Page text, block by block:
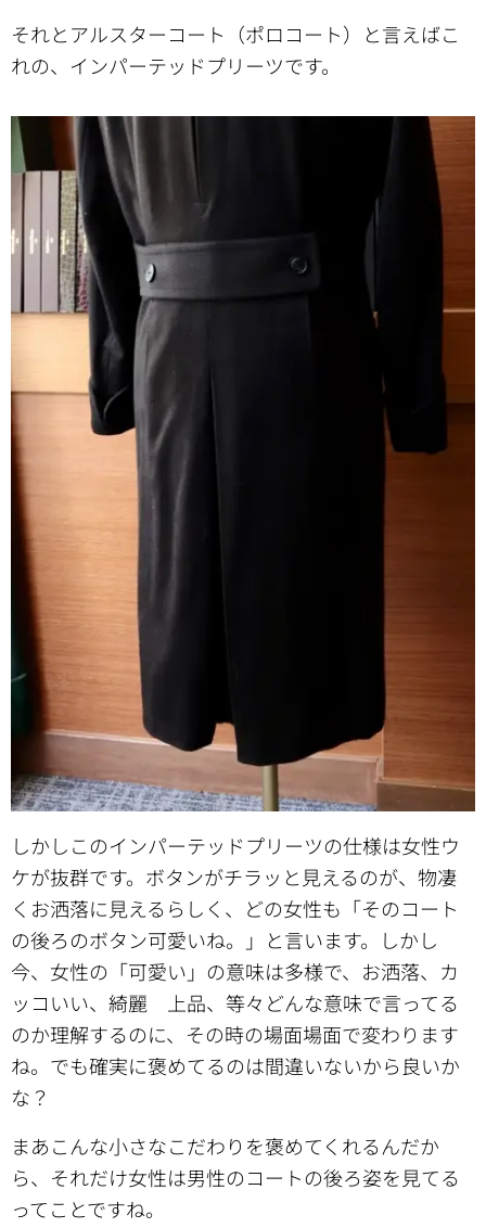
それとアルスターコート（ポロコート）と言えばこ
れの、インパーテッドプリーツです。
しかしこのインパーテッドプリーツの仕様は女性ウ
ケが抜群です。ボタンがチラッと見えるのが、物凄
くお洒落に見えるらしく、どの女性も「そのコート
の後ろのボタン可愛いね。」と言います。しかし
今、女性の「可愛い」の意味は多様で、お洒落、カ
ッコいい、綺麗 上品、等々どんな意味で言ってる
のか理解するのに、その時の場面場面で変わります
ね。でも確実に褒めてるのは間違いないから良いか
な？
まあこんな小さなこだわりを褒めてくれるんだか
ら、それだけ女性は男性のコートの後ろ姿を見てる
ってことですね。